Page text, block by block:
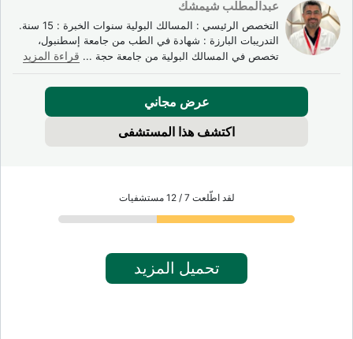
عبدالمطلب شيمشك
التخصص الرئيسي : المسالك البولية سنوات الخبرة : 15 سنة.
التدريبات البارزة : شهادة في الطب من جامعة إسطنبول،
تخصص في المسالك البولية من جامعة حجة ... قراءة المزيد
عرض مجاني
اكتشف هذا المستشفى
لقد اطّلعت 7 / 12 مستشفيات
تحميل المزيد